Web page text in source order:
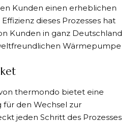
Kunden einen erheblichen
dieses Prozesses hat
Kunden in ganz Deutschland
Wärmepumpe
thermondo bietet eine
für den Wechsel zur
jeden Schritt des Prozesses